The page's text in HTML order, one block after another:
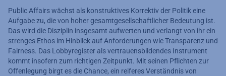
Public Affairs wächst als konstruktives Korrektiv der Politik eine
Aufgabe zu, die von hoher gesamtgesellschaftlicher Bedeutung ist.
Das wird die Disziplin insgesamt aufwerten und verlangt von ihr ein
strenges Ethos im Hinblick auf Anforderungen wie Transparenz und
Fairness. Das Lobbyregister als vertrauensbildendes Instrument
kommt insofern zum richtigen Zeitpunkt. Mit seinen Pflichten zur
Offenlegung birgt es die Chance, ein reiferes Verständnis von